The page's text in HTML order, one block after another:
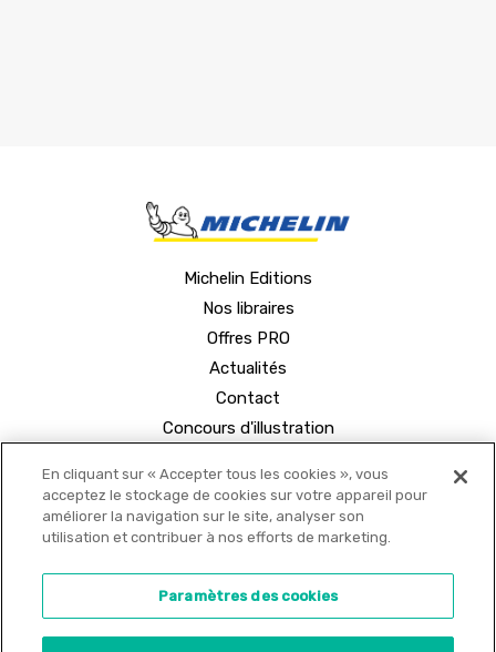
Michelin Editions
Nos libraires
Offres PRO
Actualités
Contact
Concours d'illustration
•
En cliquant sur « Accepter tous les cookies », vous
acceptez le stockage de cookies sur votre appareil pour
améliorer la navigation sur le site, analyser son
utilisation et contribuer à nos efforts de marketing.
Paramètres des cookies